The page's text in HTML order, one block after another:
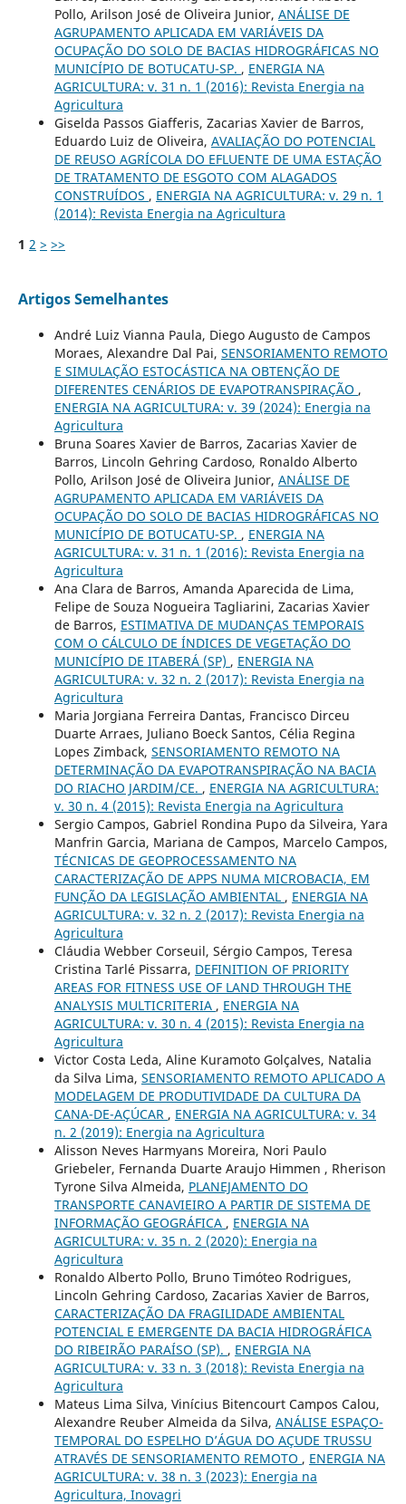
Pollo, Arilson José de Oliveira Junior, ANÁLISE DE
AGRUPAMENTO APLICADA EM VARIÁVEIS DA
OCUPAÇÃO DO SOLO DE BACIAS HIDROGRÁFICAS NO
MUNICÍPIO DE BOTUCATU-SP. , ENERGIA NA
AGRICULTURA: v. 31 n. 1 (2016): Revista Energia na
Agricultura
Giselda Passos Giafferis, Zacarias Xavier de Barros,
Eduardo Luiz de Oliveira, AVALIAÇÃO DO POTENCIAL
DE REUSO AGRÍCOLA DO EFLUENTE DE UMA ESTAÇÃO
DE TRATAMENTO DE ESGOTO COM ALAGADOS
CONSTRUÍDOS , ENERGIA NA AGRICULTURA: v. 29 n. 1
(2014): Revista Energia na Agricultura
1 2 > >>
Artigos Semelhantes
André Luiz Vianna Paula, Diego Augusto de Campos
Moraes, Alexandre Dal Pai, SENSORIAMENTO REMOTO
E SIMULAÇÃO ESTOCÁSTICA NA OBTENÇÃO DE
DIFERENTES CENÁRIOS DE EVAPOTRANSPIRAÇÃO ,
ENERGIA NA AGRICULTURA: v. 39 (2024): Energia na
Agricultura
Bruna Soares Xavier de Barros, Zacarias Xavier de
Barros, Lincoln Gehring Cardoso, Ronaldo Alberto
Pollo, Arilson José de Oliveira Junior, ANÁLISE DE
AGRUPAMENTO APLICADA EM VARIÁVEIS DA
OCUPAÇÃO DO SOLO DE BACIAS HIDROGRÁFICAS NO
MUNICÍPIO DE BOTUCATU-SP. , ENERGIA NA
AGRICULTURA: v. 31 n. 1 (2016): Revista Energia na
Agricultura
Ana Clara de Barros, Amanda Aparecida de Lima,
Felipe de Souza Nogueira Tagliarini, Zacarias Xavier
de Barros, ESTIMATIVA DE MUDANÇAS TEMPORAIS
COM O CÁLCULO DE ÍNDICES DE VEGETAÇÃO DO
MUNICÍPIO DE ITABERÁ (SP) , ENERGIA NA
AGRICULTURA: v. 32 n. 2 (2017): Revista Energia na
Agricultura
Maria Jorgiana Ferreira Dantas, Francisco Dirceu
Duarte Arraes, Juliano Boeck Santos, Célia Regina
Lopes Zimback, SENSORIAMENTO REMOTO NA
DETERMINAÇÃO DA EVAPOTRANSPIRAÇÃO NA BACIA
DO RIACHO JARDIM/CE. , ENERGIA NA AGRICULTURA:
v. 30 n. 4 (2015): Revista Energia na Agricultura
Sergio Campos, Gabriel Rondina Pupo da Silveira, Yara
Manfrin Garcia, Mariana de Campos, Marcelo Campos,
TÉCNICAS DE GEOPROCESSAMENTO NA
CARACTERIZAÇÃO DE APPS NUMA MICROBACIA, EM
FUNÇÃO DA LEGISLAÇÃO AMBIENTAL , ENERGIA NA
AGRICULTURA: v. 32 n. 2 (2017): Revista Energia na
Agricultura
Cláudia Webber Corseuil, Sérgio Campos, Teresa
Cristina Tarlé Pissarra, DEFINITION OF PRIORITY
AREAS FOR FITNESS USE OF LAND THROUGH THE
ANALYSIS MULTICRITERIA , ENERGIA NA
AGRICULTURA: v. 30 n. 4 (2015): Revista Energia na
Agricultura
Victor Costa Leda, Aline Kuramoto Golçalves, Natalia
da Silva Lima, SENSORIAMENTO REMOTO APLICADO A
MODELAGEM DE PRODUTIVIDADE DA CULTURA DA
CANA-DE-AÇÚCAR , ENERGIA NA AGRICULTURA: v. 34
n. 2 (2019): Energia na Agricultura
Alisson Neves Harmyans Moreira, Nori Paulo
Griebeler, Fernanda Duarte Araujo Himmen , Rherison
Tyrone Silva Almeida, PLANEJAMENTO DO
TRANSPORTE CANAVIEIRO A PARTIR DE SISTEMA DE
INFORMAÇÃO GEOGRÁFICA , ENERGIA NA
AGRICULTURA: v. 35 n. 2 (2020): Energia na
Agricultura
Ronaldo Alberto Pollo, Bruno Timóteo Rodrigues,
Lincoln Gehring Cardoso, Zacarias Xavier de Barros,
CARACTERIZAÇÃO DA FRAGILIDADE AMBIENTAL
POTENCIAL E EMERGENTE DA BACIA HIDROGRÁFICA
DO RIBEIRÃO PARAÍSO (SP). , ENERGIA NA
AGRICULTURA: v. 33 n. 3 (2018): Revista Energia na
Agricultura
Mateus Lima Silva, Vinícius Bitencourt Campos Calou,
Alexandre Reuber Almeida da Silva, ANÁLISE ESPAÇO-
TEMPORAL DO ESPELHO D’ÁGUA DO AÇUDE TRUSSU
ATRAVÉS DE SENSORIAMENTO REMOTO , ENERGIA NA
AGRICULTURA: v. 38 n. 3 (2023): Energia na
Agricultura, Inovagri